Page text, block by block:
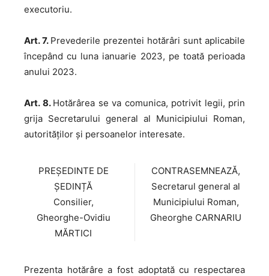
executoriu.
Art. 7. Prevederile prezentei hotărâri sunt aplicabile
începând cu luna ianuarie 2023, pe toată perioada
anului 2023.
Art. 8. Hotărârea se va comunica, potrivit legii, prin
grija Secretarului general al Municipiului Roman,
autorităților și persoanelor interesate.
PREȘEDINTE DE
ȘEDINȚĂ
Consilier,
Gheorghe-Ovidiu
MĂRTICI
CONTRASEMNEAZĂ,
Secretarul general al
Municipiului Roman,
Gheorghe CARNARIU
Prezenta hotărâre a fost adoptată cu respectarea